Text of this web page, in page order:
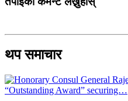
थप समाचार